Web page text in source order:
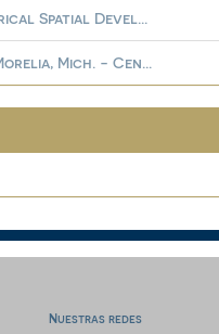
Spatial Devel...
Mich. - Cen...
Nuestras redes